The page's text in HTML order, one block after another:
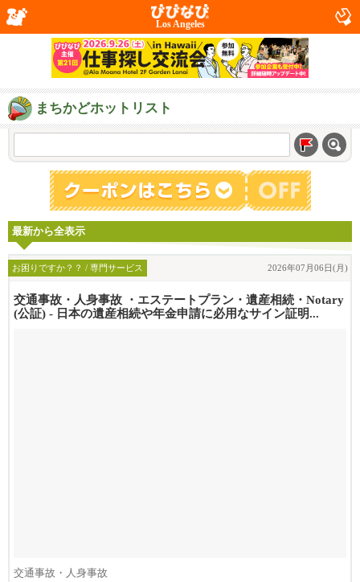
Los Angeles
まちかどホットリスト
最新から全表示
お困りですか？？ / 専門サービス 2026年07月06日(月)
交通事故・人身事故 ・エステートプラン・遺産相続・Notary
(公証) - 日本の遺産相続や年金申請に必用なサイン証明...
交通事故・人身事故